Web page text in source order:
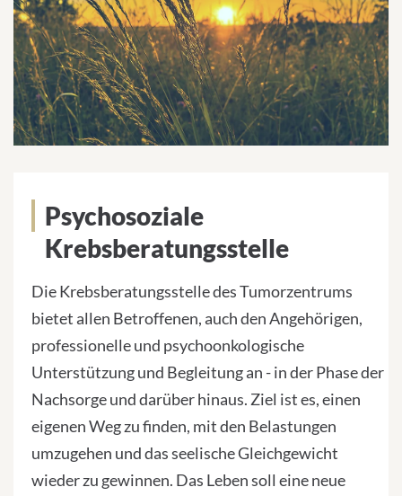
Psychosoziale
Krebsberatungsstelle
Die Krebsberatungsstelle des Tumorzentrums
bietet allen Betroffenen, auch den Angehörigen,
professionelle und psychoonkologische
Unterstützung und Begleitung an - in der Phase der
Nachsorge und darüber hinaus. Ziel ist es, einen
eigenen Weg zu finden, mit den Belastungen
umzugehen und das seelische Gleichgewicht
wieder zu gewinnen. Das Leben soll eine neue